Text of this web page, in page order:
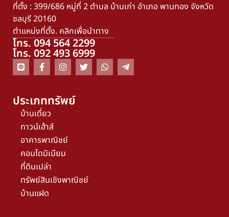
ที่ตั้ง : 399/686 หมู่ที่ 2 ตำบล บ้านเก่า อำเภอ พานทอง จังหวัด
ชลบุรี 20160
ตำแหน่งที่ตั้ง. คลิกเพื่อนำทาง
โทร. 094 564 2299
โทร. 092 493 6999
ประเภททรัพย์
บ้านเดี่ยว
ทาวน์เฮ้าส์
อาคารพาณิชย์
คอนโดมิเนียม
ที่ดินเปล่า
ทรัพย์สินเชิงพาณิชย์
บ้านแฝด